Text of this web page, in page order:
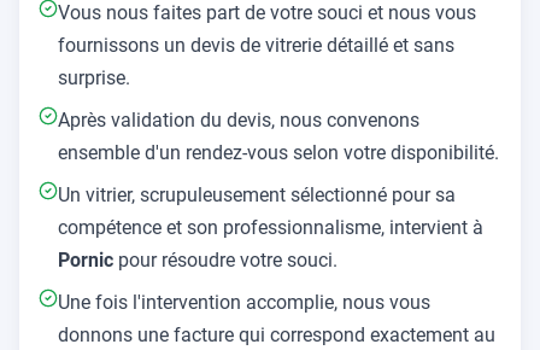
Vous nous faites part de votre souci et nous vous
fournissons un devis de vitrerie détaillé et sans
surprise.
Après validation du devis, nous convenons
ensemble d'un rendez-vous selon votre disponibilité.
Un vitrier, scrupuleusement sélectionné pour sa
compétence et son professionnalisme, intervient à
Pornic pour résoudre votre souci.
Une fois l'intervention accomplie, nous vous
donnons une facture qui correspond exactement au